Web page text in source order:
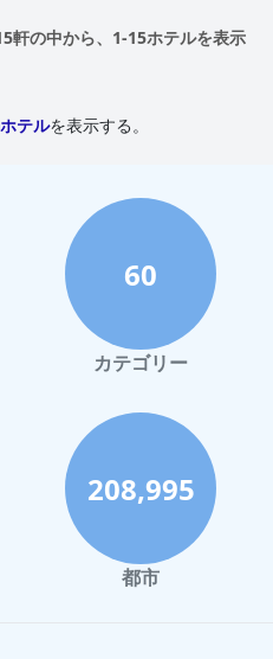
ジムの隣にこれらの設備も利用
軒の中から、1-15ホテルを表示
テルを表示する。
60
カテゴリー
208,995
都市